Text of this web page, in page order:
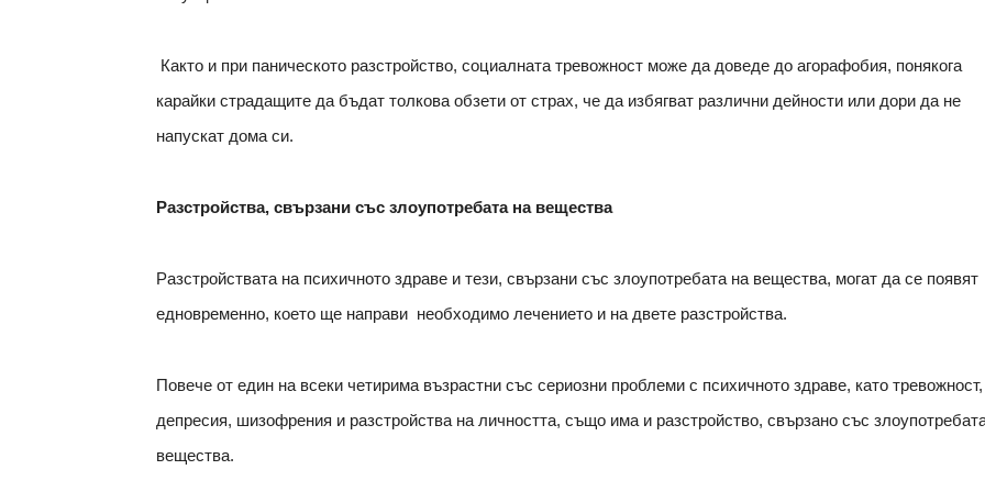
Както и при паническото разстройство, социалната тревожност може да доведе до агорафобия, понякога
карайки страдащите да бъдат толкова обзети от страх, че да избягват различни дейности или дори да не
напускат дома си.
Разстройства, свързани със злоупотребата на вещества
Разстройствата на психичното здраве и тези, свързани със злоупотребата на вещества, могат да се появят
едновременно, което ще направи необходимо лечението и на двете разстройства.
Повече от един на всеки четирима възрастни със сериозни проблеми с психичното здраве, като тревожност,
депресия, шизофрения и разстройства на личността, също има и разстройство, свързано със
вещества.